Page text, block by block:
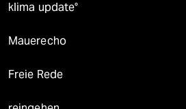
klima update°
Mauerecho
Freie Rede